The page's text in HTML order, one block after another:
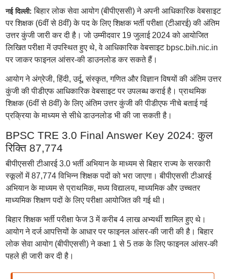
नई दिल्ली:बिहार लोक सेवा आयोग (बीपीएससी) ने अपनी आधिकारिक वेबसाइट
पर शिक्षक (6वीं से 8वीं) के पद के लिए शिक्षक भर्ती परीक्षा (टीआरई) की अंतिम
उत्तर कुंजी जारी कर दी है। जो उम्मीदवार 19 जुलाई 2024 को आयोजित
लिखित परीक्षा में उपस्थित हुए थे, वे आधिकारिक वेबसाइट bpsc.bih.nic.in
पर जाकर फाइनल आंसर-की डाउनलोड कर सकते हैं।
आयोग ने अंग्रेजी, हिंदी, उर्दू, संस्कृत, गणित और विज्ञान विषयों की अंतिम उत्तर
कुंजी की पीडीएफ आधिकारिक वेबसाइट पर उपलब्ध कराई है। प्राथमिक
शिक्षक (6वीं से 8वीं) के लिए अंतिम उत्तर कुंजी की पीडीएफ नीचे बताई गई
प्रक्रिया के माध्यम से सीधे डाउनलोड भी की जा सकती है।
BPSC TRE 3.0 Final Answer Key 2024: कुल
रिक्ति 87,774
बीपीएससी टीआरई 3.0 भर्ती अभियान के माध्यम से बिहार राज्य के सरकारी
स्कूलों में 87,774 विभिन्न शिक्षक पदों को भरा जाएगा। बीपीएससी टीआरई
अभियान के माध्यम से प्राथमिक, मध्य विद्यालय, माध्यमिक और उच्चतर
माध्यमिक शिक्षण पदों के लिए परीक्षा आयोजित की गई थी।
बिहार शिक्षक भर्ती परीक्षा फेज 3 में करीब 4 लाख अभ्यर्थी शामिल हुए थे।
आयोग ने दर्ज आपत्तियों के आधार पर फाइनल आंसर-की जारी की है। बिहार
लोक सेवा आयोग (बीपीएससी) ने कक्षा 1 से 5 तक के लिए फाइनल आंसर-की
पहले ही जारी कर दी है।